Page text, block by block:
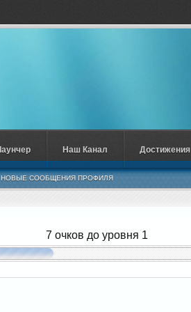
7 очков до уровня 1
НОВЫЕ СООБЩЕНИЯ ПРОФИЛЯ
Наш Канал Достижения